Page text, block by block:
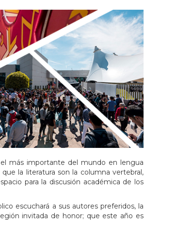
más importante del mundo en lengua
la literatura son la columna vertebral,
para la discusión académica de los
escuchará a sus autores preferidos, la
invitada de honor; que este año es